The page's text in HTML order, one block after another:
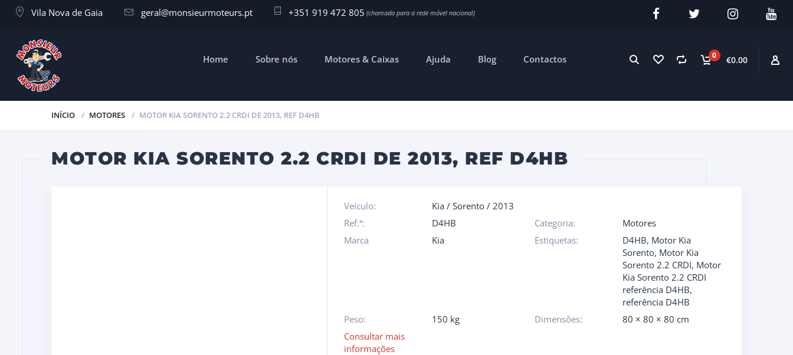
Vila Nova de Gaia geral@monsieurmoteurs.pt +351 919 472 805
0 €0.00
Home Sobre nós Motores & Caixas Ajuda Blog Contactos
INÍCIO MOTORES MOTOR KIA SORENTO 2.2 CRDI DE 2013, REF D4HB
MOTOR KIA SORENTO 2.2 CRDI DE 2013, REF D4HB
Veículo: Kia/ Sorento/ 2013
Ref.ª:
D4HB Categoria:
Motores
Marca
Kia Estiquetas: D4HB, Motor Kia
Sorento, Motor Kia
Sorento 2.2 CRDI, Motor
Kia Sorento 2.2 CRDI
referência D4HB,
referência D4HB
Peso:
150 kg Dimensões:
80 × 80 × 80 cm
Consultar mais
informações